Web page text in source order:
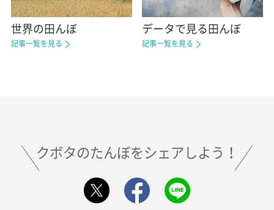
世界の田んぼ
記事一覧を見る
データで見る田んぼ
記事一覧を見る
クボタのたんぼをシェアしよう！